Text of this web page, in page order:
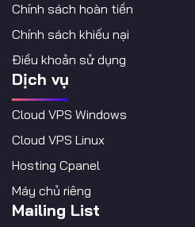
Chính sách hoàn tiền
Chính sách khiếu nại
Điều khoản sử dụng
Dịch vụ
Cloud VPS Windows
Cloud VPS Linux
Hosting Cpanel
Máy chủ riêng
Mailing List